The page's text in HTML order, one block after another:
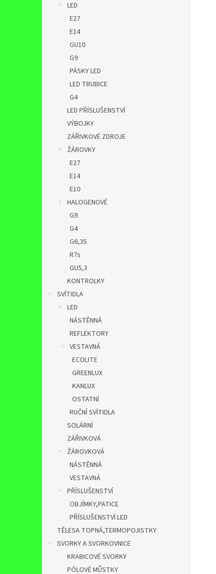
LED
E27
E14
GU10
G9
PÁSKY LED
LED TRUBICE
G4
LED PŘÍSLUŠENSTVÍ
VÝBOJKY
ZÁŘIVKOVÉ ZDROJE
ŽÁROVKY
E27
E14
E10
HALOGENOVÉ
G9
G4
G6,35
R7s
GU5,3
KONTROLKY
SVÍTIDLA
LED
NÁSTĚNNÁ
REFLEKTORY
VESTAVNÁ
ECOLITE
GREENLUX
KANLUX
OSTATNÍ
RUČNÍ SVÍTIDLA
SOLÁRNÍ
ZÁŘIVKOVÁ
ŽÁROVKOVÁ
NÁSTĚNNÁ
VESTAVNÁ
PŘÍSLUŠENSTVÍ
OBJÍMKY,PATICE
PŘÍSLUŠENSTVÍ LED
TĚLESA TOPNÁ,TERMOPOJISTKY
SVORKY A SVORKOVNICE
KRABICOVÉ SVORKY
PÓLOVÉ MŮSTKY